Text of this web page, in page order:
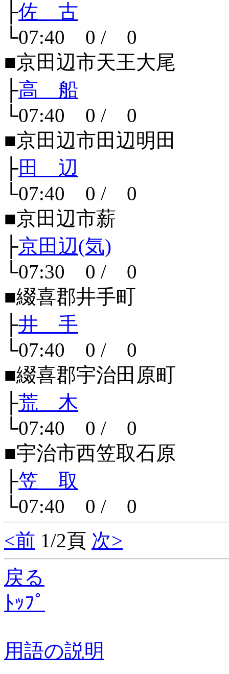
├佐 古
└07:40 0 / 0
■京田辺市天王大尾
├高 船
└07:40 0 / 0
■京田辺市田辺明田
├田 辺
└07:40 0 / 0
■京田辺市薪
├京田辺(気)
└07:30 0 / 0
■綴喜郡井手町
├井 手
└07:40 0 / 0
■綴喜郡宇治田原町
├荒 木
└07:40 0 / 0
■宇治市西笠取石原
├笠 取
└07:40 0 / 0
<前 1/2頁 次>
戻る
ﾄｯﾌﾟ
用語の説明